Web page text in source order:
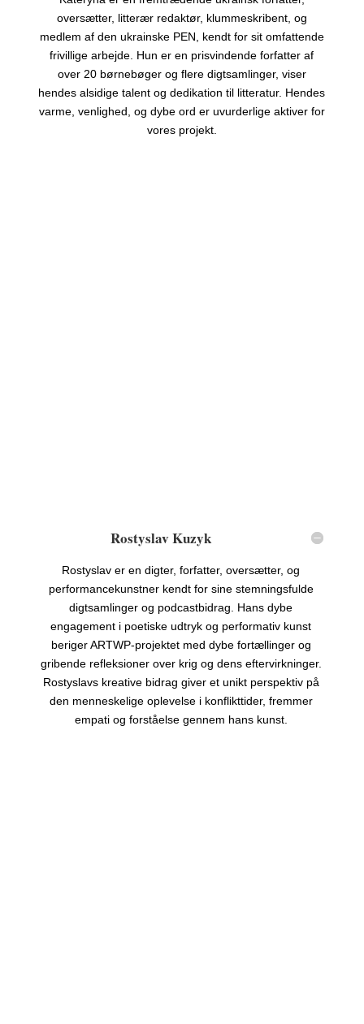
oversætter, litterær redaktør, klummeskribent, og
medlem af den ukrainske PEN, kendt for sit omfattende
frivillige arbejde. Hun er en prisvindende forfatter af
over 20 børnebøger og flere digtsamlinger, viser
hendes alsidige talent og dedikation til litteratur. Hendes
varme, venlighed, og dybe ord er uvurderlige aktiver for
vores projekt.
Rostyslav Kuzyk
Rostyslav er en digter, forfatter, oversætter, og
performancekunstner kendt for sine stemningsfulde
digtsamlinger og podcastbidrag. Hans dybe
engagement i poetiske udtryk og performativ kunst
beriger ARTWP-projektet med dybe fortællinger og
gribende refleksioner over krig og dens eftervirkninger.
Rostyslavs kreative bidrag giver et unikt perspektiv på
den menneskelige oplevelse i konflikttider, fremmer
empati og forståelse gennem hans kunst.